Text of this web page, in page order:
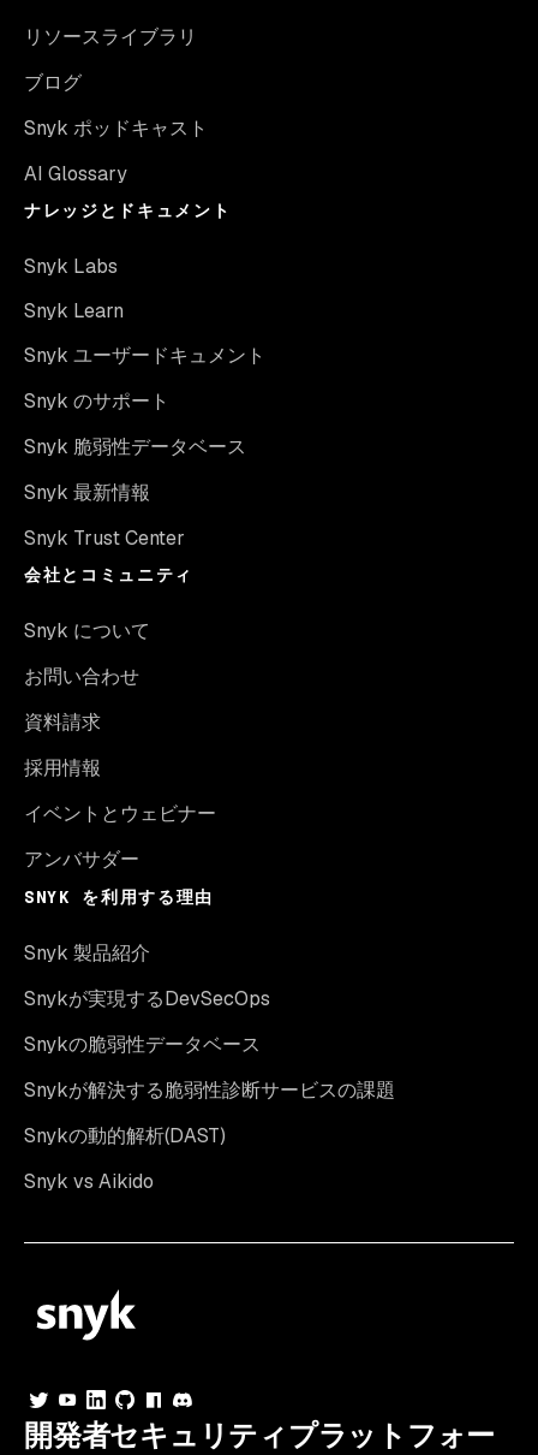
リソースライブラリ
ブログ
Snyk ポッドキャスト
AI Glossary
ナレッジとドキュメント
Snyk Labs
Snyk Learn
Snyk ユーザードキュメント
Snyk のサポート
Snyk 脆弱性データベース
Snyk 最新情報
Snyk Trust Center
会社とコミュニティ
Snyk について
お問い合わせ
資料請求
採用情報
イベントとウェビナー
アンバサダー
SNYK を利用する理由
Snyk 製品紹介
Snykが実現するDevSecOps
Snykの脆弱性データベース
Snykが解決する脆弱性診断サービスの課題
Snykの動的解析(DAST)
Snyk vs Aikido
開発者セキュリティプラットフォー